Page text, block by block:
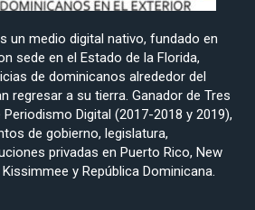
un medio digital nativo, fundado en
sede en el Estado de la Florida,
de dominicanos alrededor del
regresar a su tierra. Ganador de Tres
Digital (2017-2018 y 2019),
de gobierno, legislatura,
privadas en Puerto Rico, New
y República Dominicana.